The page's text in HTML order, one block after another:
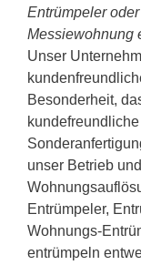
Entrümpeler
Messiewohnung
Unser
Besonderheit,
unser Betrieb
Entrümpeler,
Wohnungs-
entrümpeln